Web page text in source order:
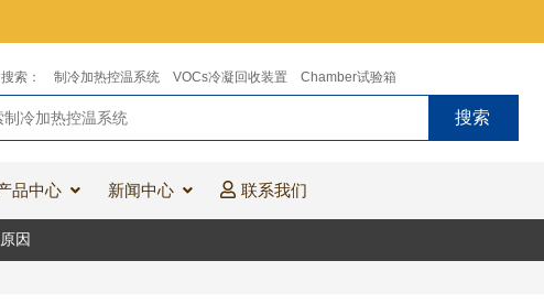
索： 制冷加热控温系统 VOCs冷凝回收装置 Chamber试验箱
品中心 新闻中心 联系我们
因